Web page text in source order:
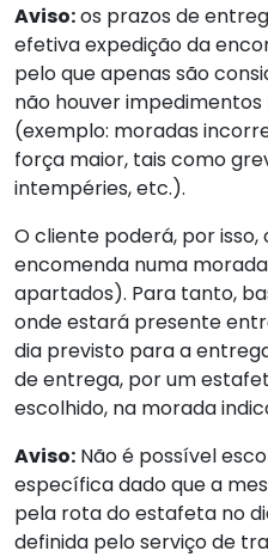
Aviso:os prazos de
efetiva expedição da
pelo que apenas são
não houver
(exemplo: moradas
força maior, tais como
intempéries, etc.).
O cliente poderá, por
encomenda numa
apartados). Para tanto,
onde estará presente
dia previsto para a
de entrega, por um
escolhido, na morada
Aviso: Não é possível
específica dado que a
pela rota do estafeta no
definida pelo serviço de